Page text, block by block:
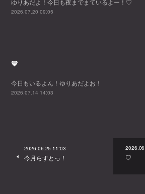
ゆりあだよ！今日も夜までまているよー！♡
2026.07.20 09:05
💙
今日もいるよん！ゆりあだよお！
2026.07.14 14:03
2026.06.25 11:03
今月らすとっ！ ♡